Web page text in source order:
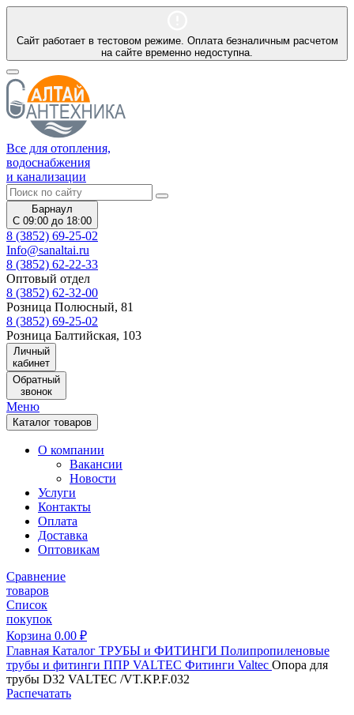
Сайт работает в тестовом режиме. Оплата безналичным расчетом
на сайте временно недоступна.
Все для отопления,
водоснабжения
и канализации
Барнаул
С 09:00 до 18:00
8 (3852) 69-25-02
Info@sanaltai.ru
8 (3852) 62-22-33
Оптовый отдел
8 (3852) 62-32-00
Розница Полюсный, 81
8 (3852) 69-25-02
Розница Балтийская, 103
Личный
кабинет
Обратный
звонок
Меню
Каталог товаров
О компании
Вакансии
Новости
Услуги
Контакты
Оплата
Доставка
Оптовикам
Сравнение
товаров
Список
покупок
Корзина 0.00 ₽
Главная Каталог ТРУБЫ и ФИТИНГИ Полипропиленовые
трубы и фитинги ППР VALTEC Фитинги Valtec Опора для
трубы D32 VALTEC /VT.KP.F.032
Распечатать